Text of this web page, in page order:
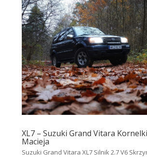
XL7 – Suzuki Grand Vitara
Macieja
Suzuki Grand Vitara XL7 Silnik 2.7 V6